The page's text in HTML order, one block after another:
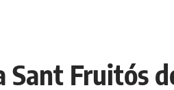
Sant Fruitós